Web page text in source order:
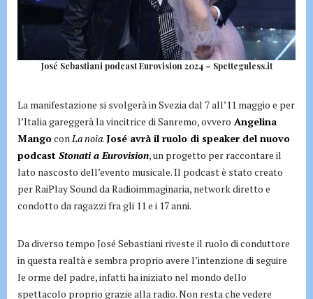
José Sebastiani podcast Eurovision 2024 – Spetteguless.it
La manifestazione si svolgerà in Svezia dal 7 all’11 maggio e per
l’Italia gareggerà la vincitrice di Sanremo, ovvero Angelina
Mangocon La noia. José avrà il ruolo di speaker del nuovo
podcast Stonati a Eurovision, un progetto per raccontare il
lato nascosto dell’evento musicale. Il podcast è stato creato
per RaiPlay Sound da Radioimmaginaria, network diretto e
condotto da ragazzi fra gli 11 e i 17 anni.
Da diverso tempo José Sebastiani riveste il ruolo di conduttore
in questa realtà e sembra proprio avere l’intenzione di seguire
le orme del padre, infatti ha iniziato nel mondo dello
spettacolo proprio grazie alla radio. Non resta che vedere